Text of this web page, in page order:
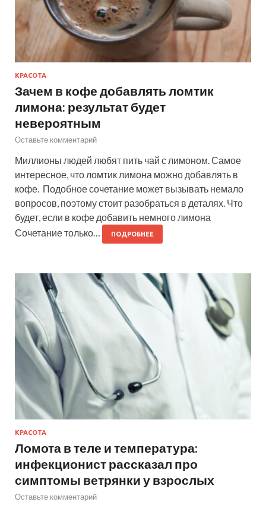
КРАСОТА
Зачем в кофе добавлять ломтик
лимона: результат будет
невероятным
Оставьте комментарий
Миллионы людей любят пить чай с лимоном. Самое
интересное, что ломтик лимона можно добавлять в
кофе. Подобное сочетание может вызывать немало
вопросов, поэтому стоит разобраться в деталях. Что
будет, если в кофе добавить немного лимона
Сочетание только…
ПОДРОБНЕЕ
КРАСОТА
Ломота в теле и температура:
инфекционист рассказал про
симптомы ветрянки у взрослых
Оставьте комментарий